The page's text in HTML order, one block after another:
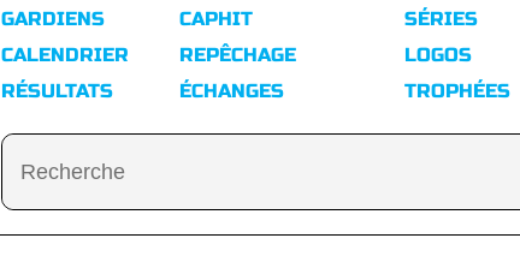
GARDIENS
CALENDRIER
RÉSULTATS
CAPHIT
REPÊCHAGE
ÉCHANGES
SÉRIES
LOGOS
TROPHÉES